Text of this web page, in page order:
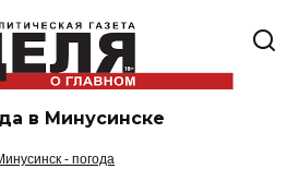
в Минусинске
- погода